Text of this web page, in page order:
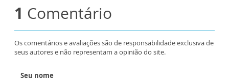
1 Comentário
Os comentários e avaliações são de responsabilidade exclusiva de
seus autores e não representam a opinião do site.
Seu nome